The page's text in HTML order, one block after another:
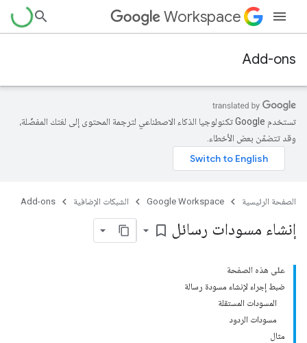
Workspace
Add-ons
تستخدم Google تكنولوجيا الذكاء الاصطناعي لترجمة المحتوى إلى لغتك المفضّلة،
وقد تتضمّن بعض الأخطاء.
الصفحة الرئيسية Google Workspace الشبكات الإضافية Add-ons
إنشاء مسودات رسائل bookmark_border
على هذه الصفحة
ضبط إجراء لإنشاء مسودة رسالة
المسودات المستقلة
مسودات الردود
مثال